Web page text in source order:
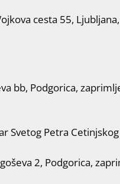
cesta 55,
bb, Podgorica,
Svetog Petra
2, Podgorica,